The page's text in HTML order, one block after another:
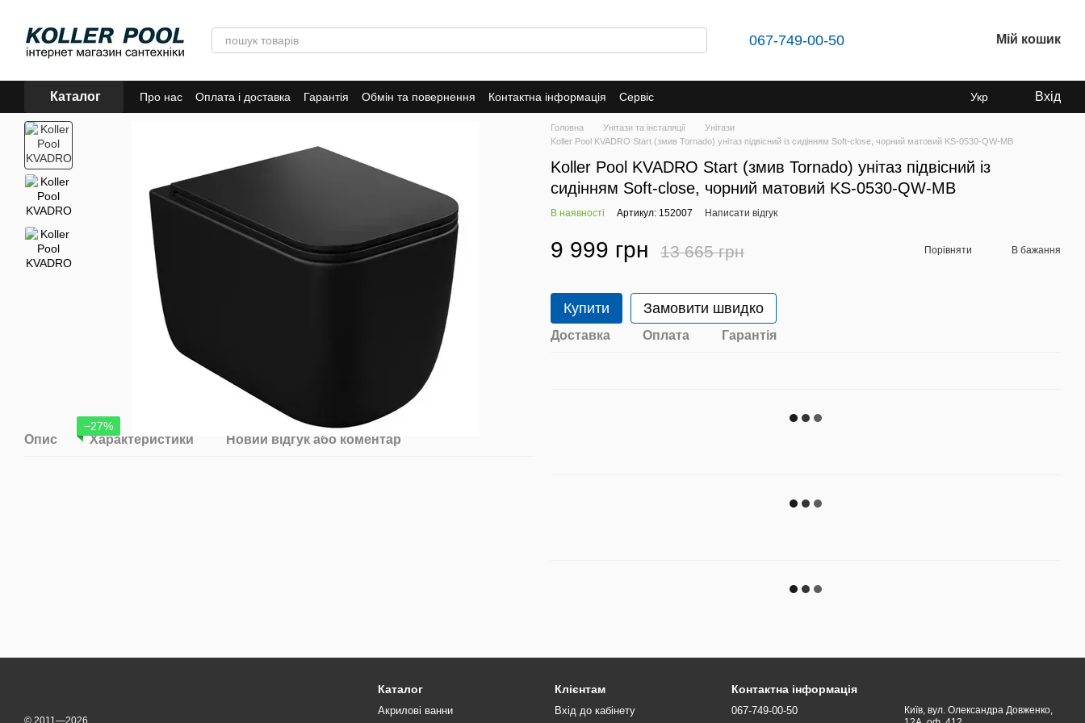
067-749-00-50 Мій кошик
Каталог Про нас Оплата і доставка Гарантія Обмін та повернення Контактна інформація Сервіс Укр Вхід
−27%
Опис Характеристики Новий відгук або коментар
Головна Унітази та інсталяції
Унітази
Koller Pool KVADRO Start (змив Tornado) унітаз підвісний із сидінням Soft-close, чорний матовий KS-0530-QW-MB
Koller Pool KVADRO Start (змив Tornado) унітаз підвісний із
сидінням Soft-close, чорний матовий KS-0530-QW-MB
В наявності Артикул: 152007 Написати відгук
9 999 грн 13 665 грн Порівняти В бажання
Купити Замовити швидко
Доставка Оплата Гарантія
© 2011—2026
Каталог
Акрилові ванни
Клієнтам
Вхід до кабінету
Контактна інформація
067-749-00-50
Київ, вул. Олександра Довженко,